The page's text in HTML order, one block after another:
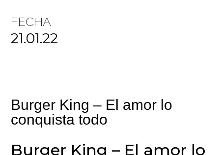
FECHA
21.01.22
Burger King – El amor lo
conquista todo
Burger King – El amor lo